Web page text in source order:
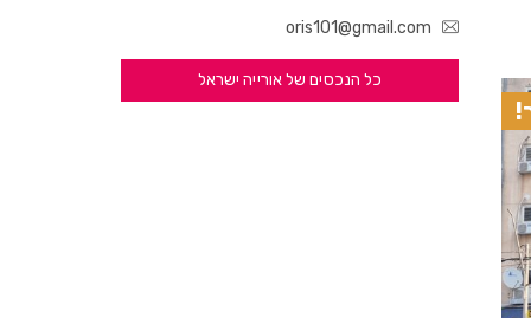
oris101@gmail.com
כל הנכסים של אורייה ישראל